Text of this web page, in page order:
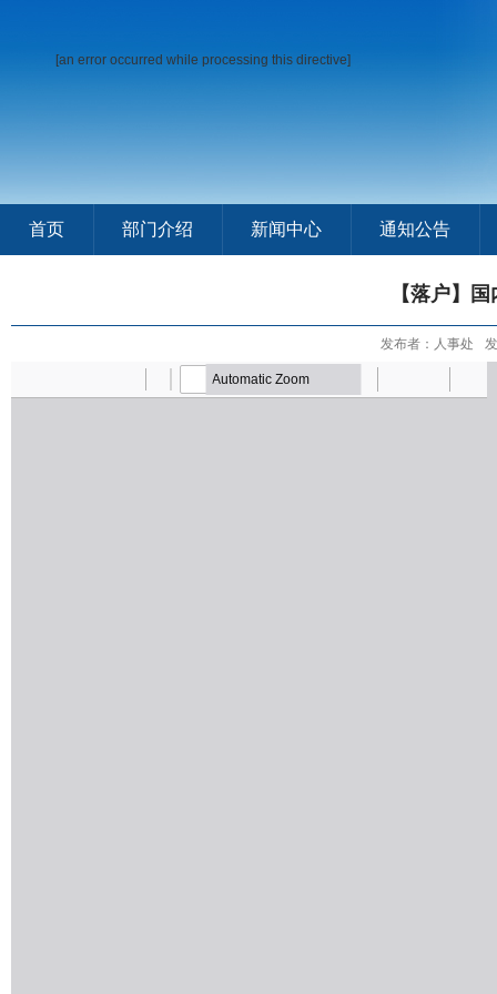
[an error occurred while processing this directive]
首页 部门介绍 新闻中心 通知公告
【落户】
发布者：人事处